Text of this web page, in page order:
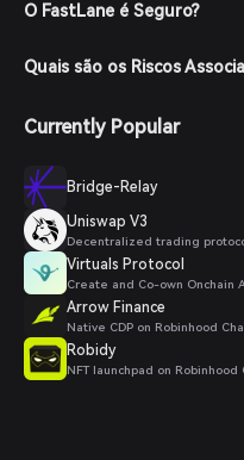
O FastLane é Seguro?
Quais são os Riscos
Currently Popular
Bridge-Relay
Uniswap V3
Decentralized trading
Virtuals Protocol
Create and Co-own Onchain
Arrow Finance
Native CDP on Robinhood
Robidy
NFT launchpad on Robinhood